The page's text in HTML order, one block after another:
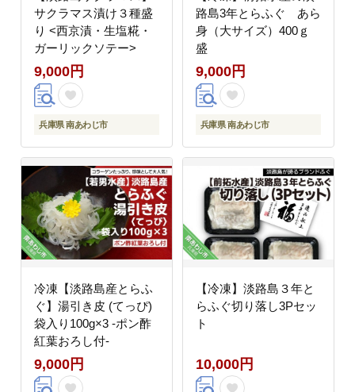
サクラマス漬け３種盛
り <西京漬・生塩糀・
ガーリックソテー>
9,000円
兵庫県 南あわじ市
路島3年とらふぐ あら
身（大サイズ）400ｇ
盛
9,000円
兵庫県 南あわじ市
冷凍【淡路島産とらふ
ぐ】湯引き皮 (てっぴ)
袋入り100g×3 -ポン酢
紅葉おろし付-
9,000円
【冷凍】淡路島３年と
らふぐ切り落し3Pセッ
ト
10,000円